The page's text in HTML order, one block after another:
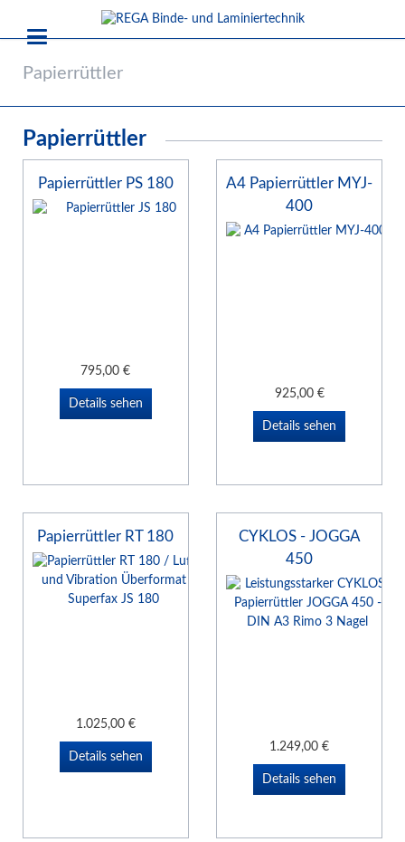
Papierrüttler
Papierrüttler
Papierrüttler PS 180
795,00€
Details sehen
A4 Papierrüttler MYJ-
400
925,00 €
Details sehen
Papierrüttler RT 180
1.025,00 €
Details sehen
CYKLOS - JOGGA
450
1.249,00€
Details sehen